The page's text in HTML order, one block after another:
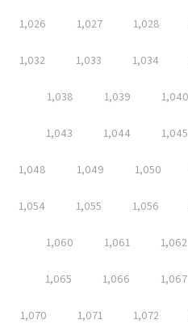
1,026 1,027 1,028
1,032 1,033 1,034
1,038 1,039 1,040
1,043 1,044 1,045
1,048 1,049 1,050
1,054 1,055 1,056
1,060 1,061 1,062
1,065 1,066 1,067
1,070 1,071 1,072